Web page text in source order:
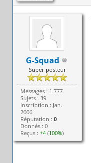
G-Squad
Super posteur
Messages : 1 777
Sujets : 39
Inscription : Jan.
2006
Réputation :0
Donnés : 0
Reçus :+4 (100%)